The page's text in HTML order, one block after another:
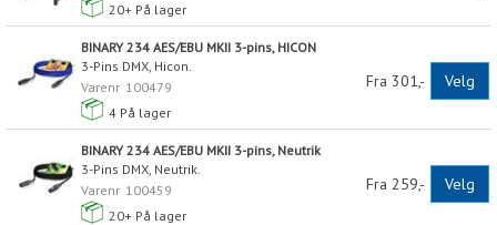
20+ På lager
BINARY 234 AES/EBU MKII 3-pins, HICON
3-Pins DMX, Hicon.
Varenr 100479
4 På lager
Fra 301,- Velg
BINARY 234 AES/EBU MKII 3-pins, Neutrik
3-Pins DMX, Neutrik.
Varenr 100459
20+ På lager
Fra 259,- Velg